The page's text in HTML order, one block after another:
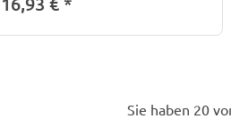
Sie haben 20